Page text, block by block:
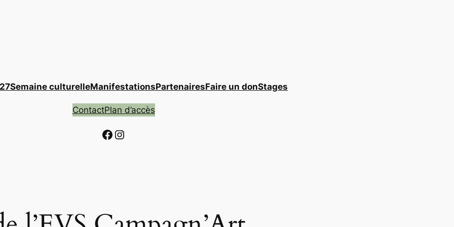
Semaine culturelleManifestationsPartenairesFaire un donStages
ContactPlan d’accès
Facebook
Instagram